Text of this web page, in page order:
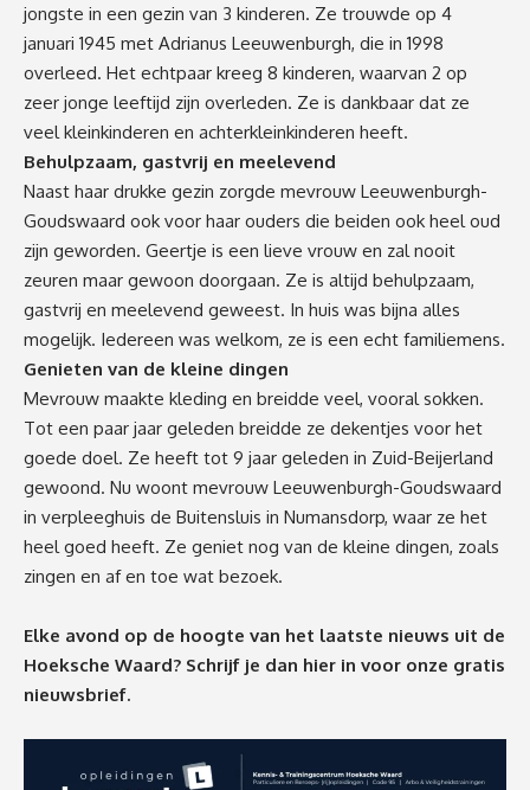
jongste in een gezin van 3 kinderen. Ze trouwde op 4
januari 1945 met Adrianus Leeuwenburgh, die in 1998
overleed. Het echtpaar kreeg 8 kinderen, waarvan 2 op
zeer jonge leeftijd zijn overleden. Ze is dankbaar dat ze
veel kleinkinderen en achterkleinkinderen heeft.
Behulpzaam, gastvrij en meelevend
Naast haar drukke gezin zorgde mevrouw Leeuwenburgh-
Goudswaard ook voor haar ouders die beiden ook heel oud
zijn geworden. Geertje is een lieve vrouw en zal nooit
zeuren maar gewoon doorgaan. Ze is altijd behulpzaam,
gastvrij en meelevend geweest. In huis was bijna alles
mogelijk. Iedereen was welkom, ze is een echt familiemens.
Genieten van de kleine dingen
Mevrouw maakte kleding en breidde veel, vooral sokken.
Tot een paar jaar geleden breidde ze dekentjes voor het
goede doel. Ze heeft tot 9 jaar geleden in Zuid-Beijerland
gewoond. Nu woont mevrouw Leeuwenburgh-Goudswaard
in verpleeghuis de Buitensluis in Numansdorp, waar ze het
heel goed heeft. Ze geniet nog van de kleine dingen, zoals
zingen en af en toe wat bezoek.
Elke avond op de hoogte van het laatste nieuws uit de
Hoeksche Waard? Schrijf je dan hier in voor onze gratis
nieuwsbrief.